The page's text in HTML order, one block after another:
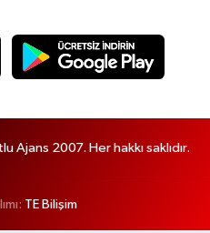
Ajans 2007. Her hakkı saklıdır.
TE Bilişim